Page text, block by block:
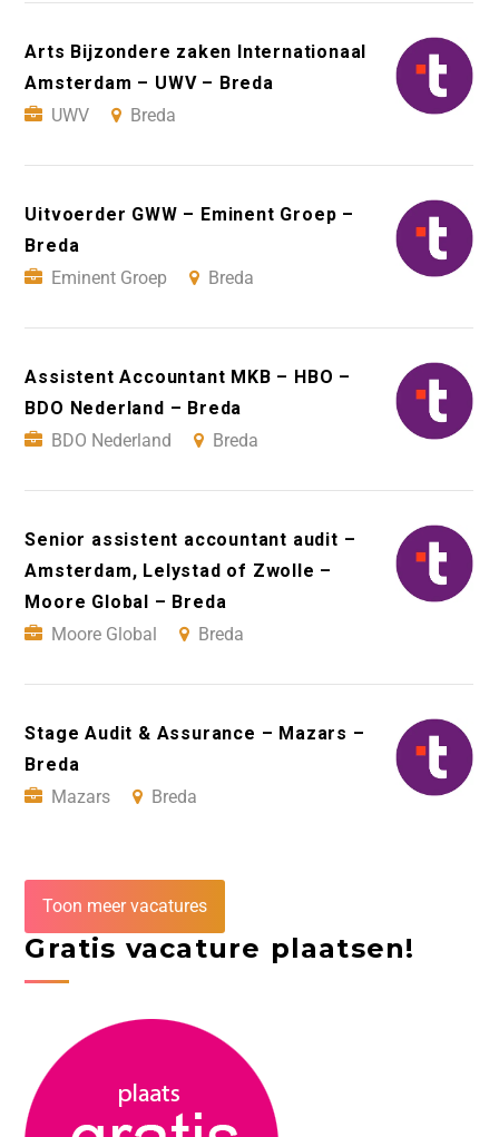
Arts Bijzondere zaken Internationaal
Amsterdam – UWV – Breda
UWV
Breda
Uitvoerder GWW – Eminent Groep –
Breda
Eminent Groep
Breda
Assistent Accountant MKB – HBO –
BDO Nederland – Breda
BDO Nederland
Breda
Senior assistent accountant audit –
Amsterdam, Lelystad of Zwolle –
Moore Global – Breda
Moore Global
Breda
Stage Audit & Assurance – Mazars –
Breda
Mazars
Breda
Toon meer vacatures
Gratis vacature plaatsen!